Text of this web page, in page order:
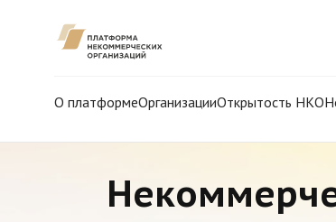
О платформеОрганизацииОткрытость НКО